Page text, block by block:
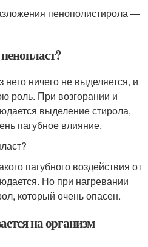
пенополистирола —
него ничего не выделяется, и
роль. При возгорании и
выделение стирола,
пагубное влияние.
пагубного воздействия от
Но при нагревании
который очень опасен.
на организм